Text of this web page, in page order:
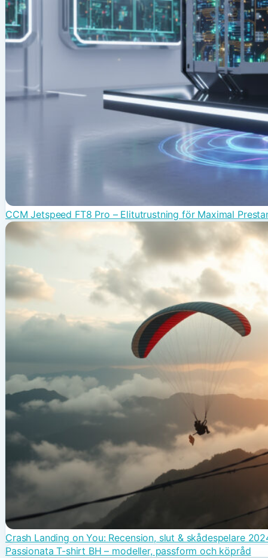
CCM Jetspeed FT8 Pro – Elitutrustning för Maximal
Crash Landing on You: Recension, slut & skådespelare
Passionata T-shirt BH – modeller, passform och köpråd